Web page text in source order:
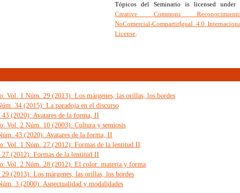
Tópicos del Seminario is licensed under
Creative Commons
NoComercial-CompartirIgual 4.0
License.
Vol. 1 Núm. 29 (2013): Los márgenes, las orillas, los bordes
34 (2015): La paradoja en el discurso
(2020): Avatares de la forma, II
Vol. 2 Núm. 10 (2003): Cultura y semiosis
43 (2020): Avatares de la forma, II
Vol. 1 Núm. 27 (2012): Formas de la lentitud II
(2012): Formas de la lentitud II
Vol. 2 Núm. 28 (2012): El color: materia y forma
(2013): Los márgenes, las orillas, los bordes
3 (2000): Aspectualidad y modalidades